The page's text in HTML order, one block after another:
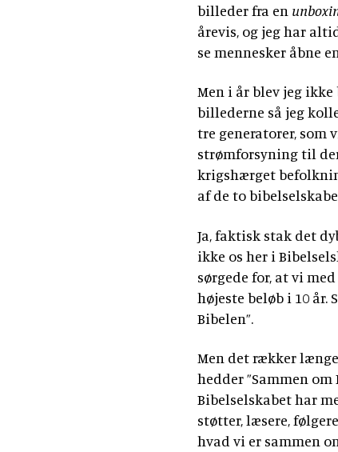
billeder fra en
årevis, og jeg har
se mennesker åbne
Men i år blev jeg ikke
billederne så jeg
tre generatorer, som
strømforsyning til
krigshærget
af de to
Ja, faktisk stak det
ikke os her i
sørgede for, at vi
højeste beløb i 10 år.
Bibelen”.
Men det rækker
hedder ”Sammen
Bibelselskabet har
støtter, læsere,
hvad vi er sammen